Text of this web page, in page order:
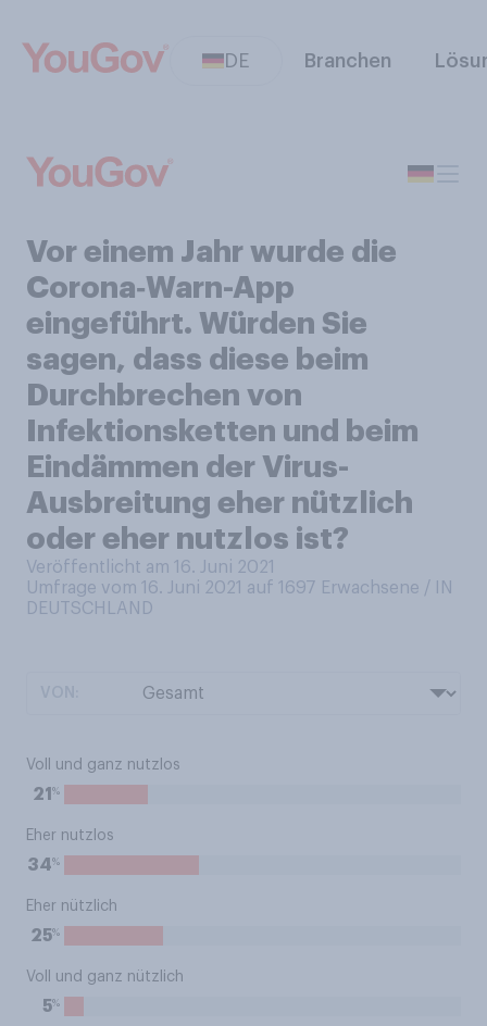
DE Branchen
Vor einem Jahr wurde die
Corona‑Warn-App
eingeführt. Würden Sie
sagen, dass diese beim
Durchbrechen von
Infektionsketten und beim
Eindämmen der Virus-
Ausbreitung eher nützlich
oder eher nutzlos ist?
Veröffentlicht am 16. Juni 2021
Umfrage vom 16. Juni 2021 auf 1697 Erwachsene / IN
DEUTSCHLAND
Voll und ganz nutzlos
21 %
Eher nutzlos
34%
Eher nützlich
25%
Voll und ganz nützlich
5%